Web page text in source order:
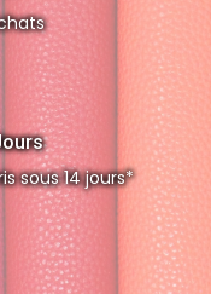
sous 14 jours*